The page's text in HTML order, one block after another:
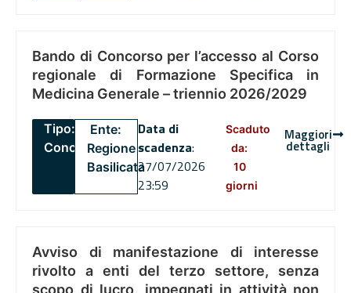
Bando di Concorso per l’accesso al Corso
regionale di Formazione Specifica in
Medicina Generale – triennio 2026/2029
Tipo:
Concorsi
Ente:
Regione
Basilicata
Data di
scadenza:
27/07/2026
23:59
Scaduto
da:
10
giorni
Maggiori
dettagli
Avviso di manifestazione di interesse
rivolto a enti del terzo settore, senza
scopo di lucro, impegnati in attività non